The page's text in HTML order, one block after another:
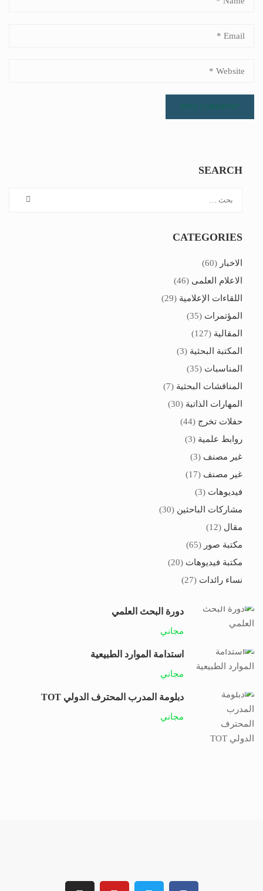
SEARCH
CATEGORIES
الاخبار (60)
الاعلام العلمى (46)
اللقاءات الإعلامية (29)
المؤتمرات (35)
المقالية (127)
المكتبة البحثية (3)
المناسبات (35)
المناقشات البحثية (7)
المهارات الذاتية (30)
حفلات تخرج (44)
روابط علمية (3)
غير مصنف (3)
غير مصنف (17)
فيديوهات (3)
مشاركات الباحثين (30)
مقال (12)
مكتبة صور (65)
مكتبة فيديوهات (20)
نساء رائدات (27)
دورة البحث العلمي
مجاني
استدامة الموارد الطبيعية
مجاني
دبلومة المدرب المحترف الدولي TOT
مجاني